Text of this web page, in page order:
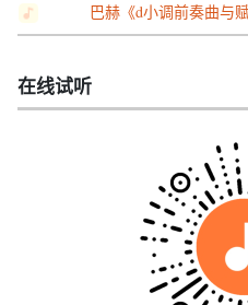
巴赫《d小调前奏曲与
在线试听